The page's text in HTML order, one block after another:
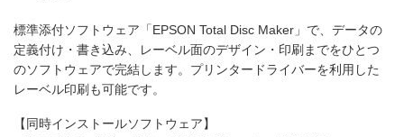
標準添付ソフトウェア「EPSON Total Disc Maker」で、データの
定義付け・書き込み、レーベル面のデザイン・印刷までをひとつ
のソフトウェアで完結します。プリンタードライバーを利用した
レーベル印刷も可能です。
【同時インストールソフトウェア】